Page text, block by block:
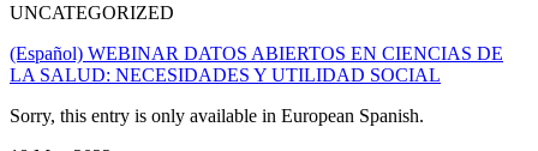
UNCATEGORIZED
(Español) WEBINAR DATOS ABIERTOS EN CIENCIAS DE
LA SALUD: NECESIDADES Y UTILIDAD SOCIAL
Sorry, this entry is only available in European Spanish.